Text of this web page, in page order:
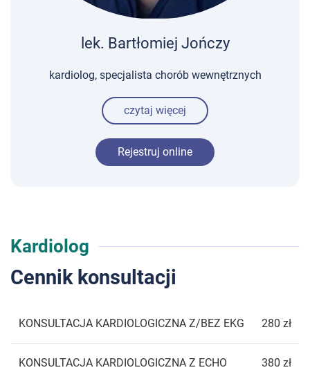
lek. Bartłomiej Jończy
kardiolog, specjalista chorób wewnętrznych
czytaj więcej
Rejestruj online
Kardiolog
Cennik konsultacji
KONSULTACJA KARDIOLOGICZNA Z/BEZ EKG 280 zł
KONSULTACJA KARDIOLOGICZNA Z ECHO
380 zł